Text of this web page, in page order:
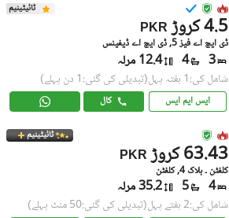
ٹائیٹینیم
PKR 4.5 کروڑ
ڈی ایچ اے فیز 5, ڈی ایچ اے ڈیفینس
3
4 12.4 مرلہ
شامل کی:1 ہفتہ پہل (تبدیلی کی گئی:1 دن پہلے)
ایس ایم ایس کال
ٹائیٹینیم
PKR 63.43 کروڑ
کلفٹن ۔ بلاک 4, کلفٹن
4
5 35.2 مرلہ
شامل کی:2 ہفتے پہل (تبدیلی کی گئی:50 منٹ پہلے)